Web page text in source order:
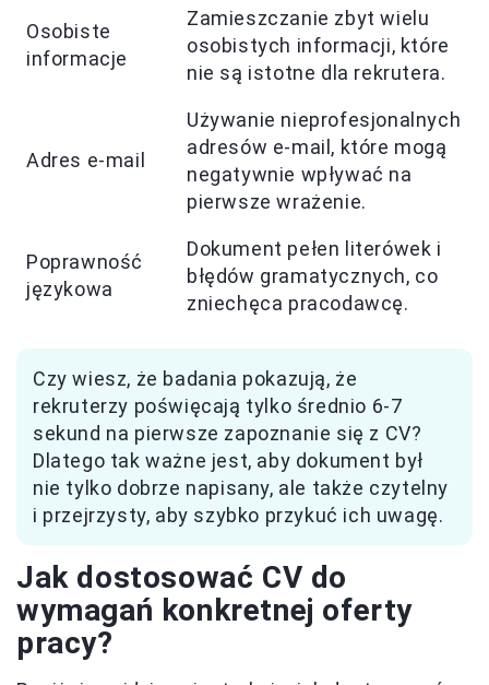
Osobiste
informacje
Zamieszczanie zbyt wielu
osobistych informacji, które
nie są istotne dla rekrutera.
Adres e-mail
Używanie nieprofesjonalnych
adresów e-mail, które mogą
negatywnie wpływać na
pierwsze wrażenie.
Poprawność
językowa
Dokument pełen literówek i
błędów gramatycznych, co
zniechęca pracodawcę.
Czy wiesz, że badania pokazują, że
rekruterzy poświęcają tylko średnio 6-7
sekund na pierwsze zapoznanie się z CV?
Dlatego tak ważne jest, aby dokument był
nie tylko dobrze napisany, ale także czytelny
i przejrzysty, aby szybko przykuć ich uwagę.
Jak dostosować CV do
wymagań konkretnej oferty
pracy?